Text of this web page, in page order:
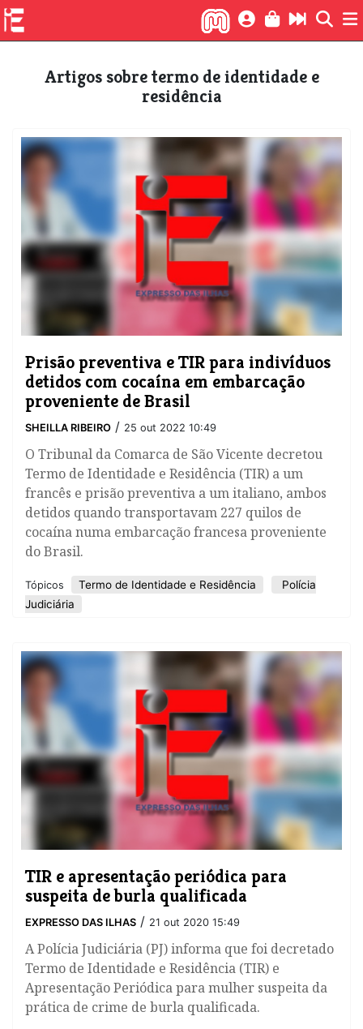
Artigos sobre termo de identidade e
residência
Prisão preventiva e TIR para indivíduos
detidos com cocaína em embarcação
proveniente de Brasil
SHEILLA RIBEIRO / 25 out 2022 10:49
O Tribunal da Comarca de São Vicente decretou
Termo de Identidade e Residência (TIR) a um
francês e prisão preventiva a um italiano, ambos
detidos quando transportavam 227 quilos de
cocaína numa embarcação francesa proveniente
do Brasil.
Tópicos Termo de Identidade e Residência
Polícia
Judiciária
TIR e apresentação periódica para
suspeita de burla qualificada
EXPRESSO DAS ILHAS / 21 out 2020 15:49
A Polícia Judiciária (PJ) informa que foi decretado
Termo de Identidade e Residência (TIR) e
Apresentação Periódica para mulher suspeita da
prática de crime de burla qualificada.